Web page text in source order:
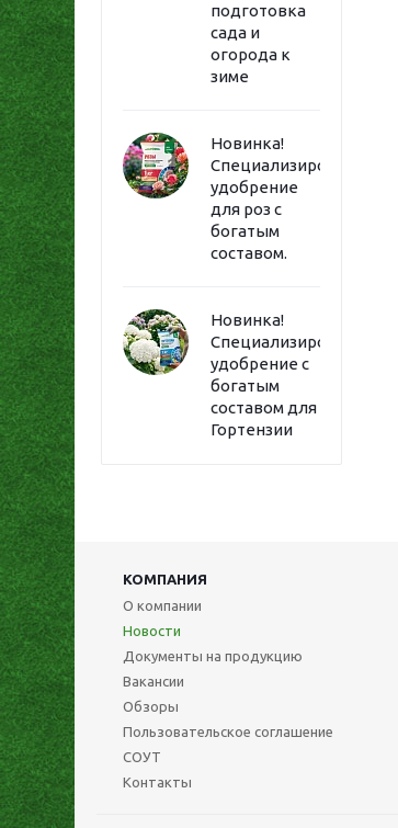
подготовка
сада и
огорода к
зиме
Новинка!
Специализированное
удобрение
для роз с
богатым
составом.
Новинка!
Специализированное
удобрение с
богатым
составом для
Гортензии
КОМПАНИЯ
О компании
Новости
Документы на продукцию
Вакансии
Обзоры
Пользовательское соглашение
СОУТ
Контакты